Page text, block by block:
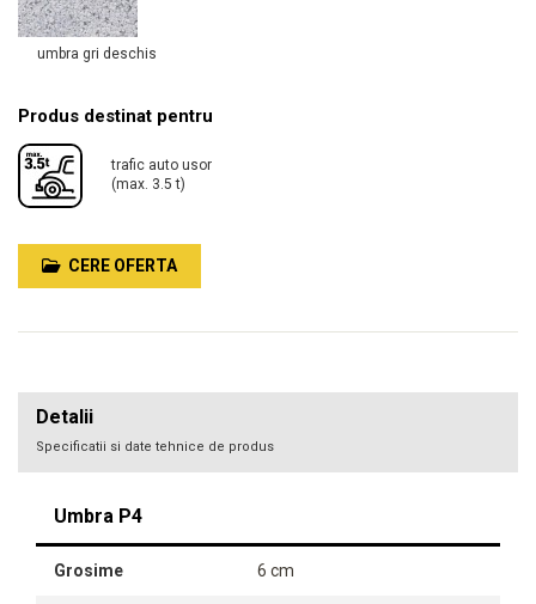
umbra gri deschis
Produs destinat pentru
trafic auto usor
(max. 3.5 t)
CERE OFERTA
Detalii
Specificatii si date tehnice de produs
Umbra P4
Grosime 6 cm